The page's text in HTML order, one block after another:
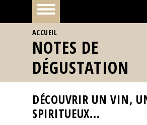
À
la
une
Reportages
Nos
VOUS ÊTES ICI
ACCUEIL
NOTES DE
DÉGUSTATION
DÉCOUVRIR UN VIN,
SPIRITUEUX...